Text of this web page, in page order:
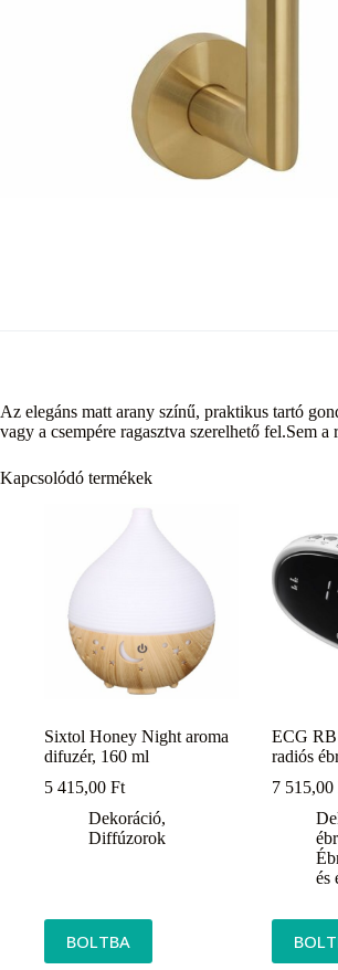
Az elegáns matt arany színű, praktikus tartó
vagy a csempére ragasztva szerelhető fel.Sem
Kapcsolódó termékek
Sixtol Honey Night aroma
difuzér, 160 ml
5 415,00 Ft
Dekoráció,
Diffúzorok
BOLTBA
ECG
radiós
7 515,00
és